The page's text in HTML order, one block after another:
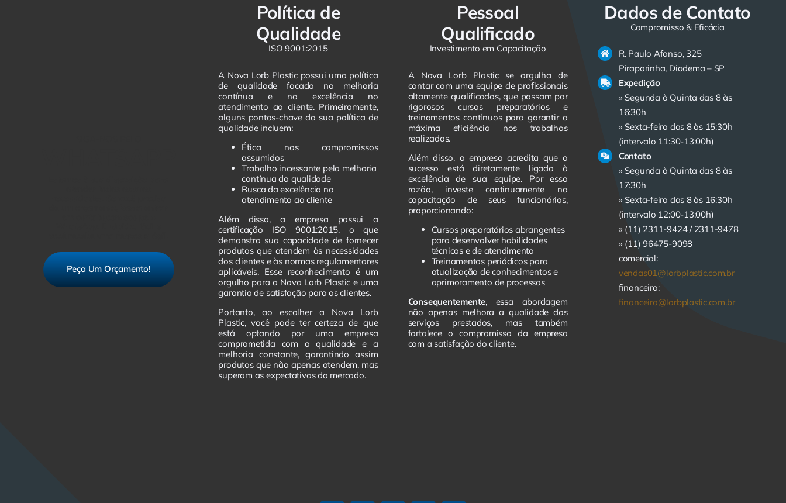
Peça Um Orçamento!
Política de
Qualidade
ISO 9001:2015
A Nova Lorb Plastic possui uma política
de qualidade focada na melhoria
contínua e na excelência no
atendimento ao cliente. Primeiramente,
alguns pontos-chave da sua política de
qualidade incluem:
Ética nos compromissos
assumidos
Trabalho incessante pela melhoria
contínua da qualidade
Busca da excelência no
atendimento ao cliente
Além disso, a empresa possui a
certificação ISO 9001:2015, o que
demonstra sua capacidade de fornecer
produtos que atendem às necessidades
dos clientes e às normas regulamentares
aplicáveis. Esse reconhecimento é um
orgulho para a Nova Lorb Plastic e uma
garantia de satisfação para os clientes.
Portanto, ao escolher a Nova Lorb
Plastic, você pode ter certeza de que
está optando por uma empresa
comprometida com a qualidade e a
melhoria constante, garantindo assim
produtos que não apenas atendem, mas
superam as expectativas do mercado.
Pessoal
Qualificado
Investimento em Capacitação
A Nova Lorb Plastic se orgulha de
contar com uma equipe de profissionais
altamente qualificados, que passam por
rigorosos cursos preparatórios e
treinamentos contínuos para garantir a
máxima eficiência nos trabalhos
realizados.
Além disso, a empresa acredita que o
sucesso está diretamente ligado à
excelência de sua equipe. Por essa
razão, investe continuamente na
capacitação de seus funcionários,
proporcionando:
Cursos preparatórios abrangentes
para desenvolver habilidades
técnicas e de atendimento
Treinamentos periódicos para
atualização de conhecimentos e
aprimoramento de processos
Consequentemente, essa abordagem
não apenas melhora a qualidade dos
serviços prestados, mas também
fortalece o compromisso da empresa
com a satisfação do cliente.
Dados de Contato
Compromisso & Eficácia
R. Paulo Afonso, 325
Piraporinha, Diadema – SP
Expedição
» Segunda à Quinta das 8 às
16:30h
» Sexta-feira das 8 às 15:30h
(intervalo 11:30-13:00h)
Contato
» Segunda à Quinta das 8 às
17:30h
» Sexta-feira das 8 às 16:30h
(intervalo 12:00-13:00h)
» (11) 2311-9424 / 2311-9478
» (11) 96475-9098
comercial:
vendas01@lorbplastic.com.br
financeiro:
financeiro@lorbplastic.com.br